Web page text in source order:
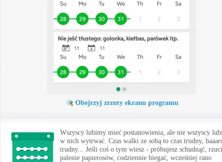
Obejrzyj zrzuty ekranu programu
Wszyscy lubimy mieć postanowienia, ale nie wszyscy
w nich wytrwać. Czas walki ze sobą to czas trudny,
trudny... Jeśli coś o tym wiesz - próbujesz schudnąć,
palenie papierosów, codziennie biegać, wcześniej rano